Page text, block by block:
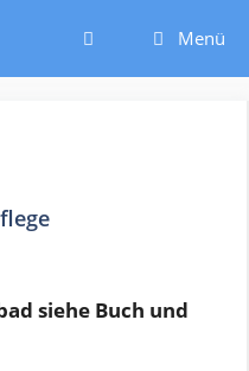
Menü
siehe Buch und